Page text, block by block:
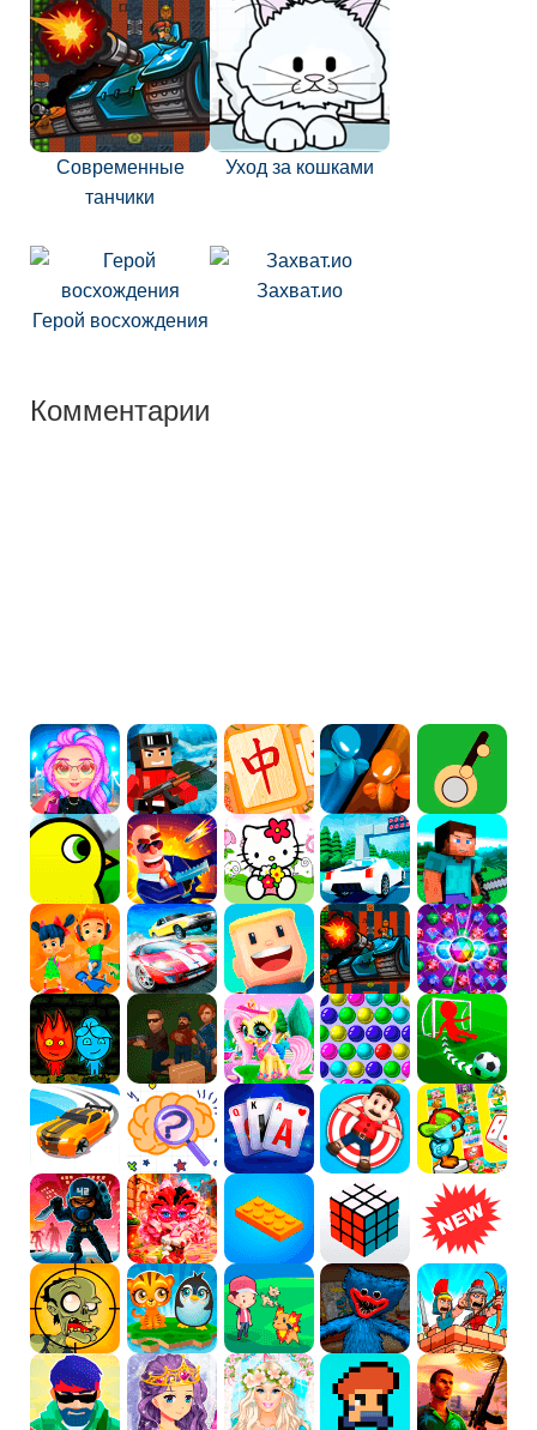
Современные
танчики
Уход за кошками
Герой восхождения
Захват.ио
Комментарии